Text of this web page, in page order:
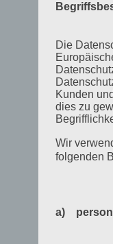
Die
Kunden
dies zu
Wir
folgenden
a)